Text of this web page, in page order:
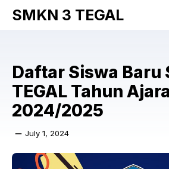
SkipSMKN 3 TEGAL
Daftar Siswa Baru
TEGAL Tahun
2024/2025
July 1, 2024